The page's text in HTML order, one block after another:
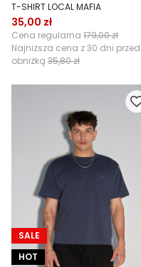
T-SHIRT LOCAL MAFIA
35,00 zł
Cena regularna 179,00 zł
Najniższa cena z 30 dni przed
obniżką 35,80 zł
SALE
HOT